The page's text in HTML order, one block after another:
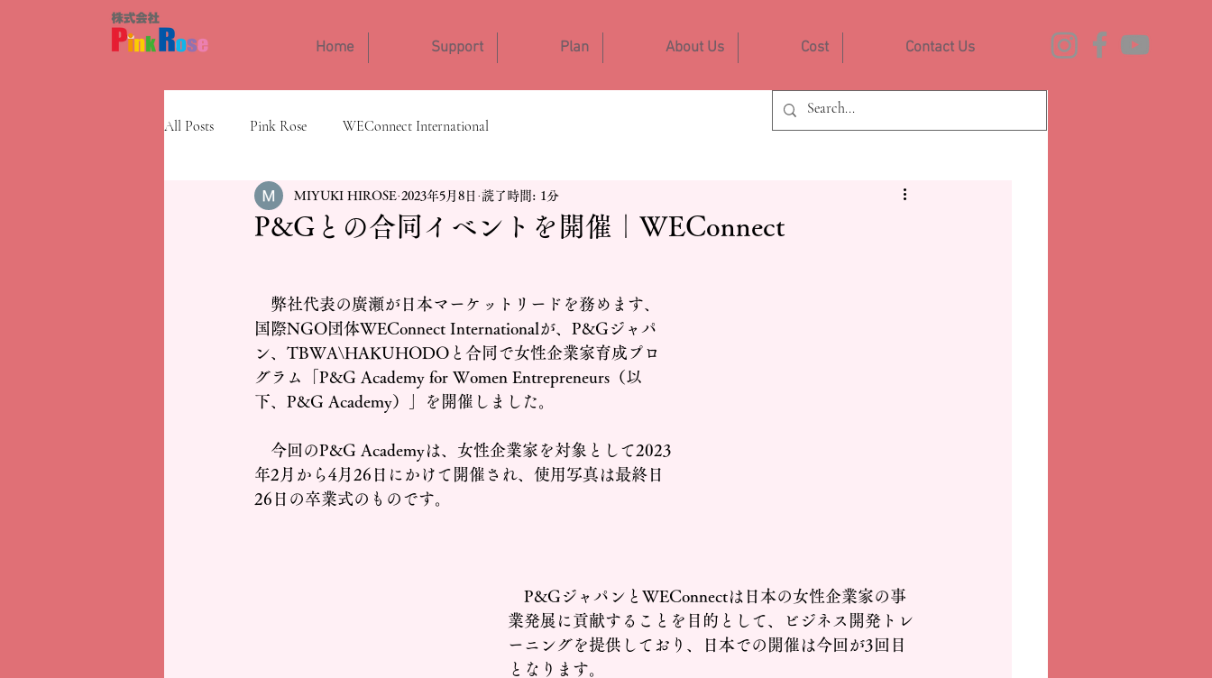
Home Support Plan About Us Cost Contact Us
All Posts Pink Rose WEConnect International
P&Gとの合同イベントを開催｜WEConnect
MIYUKI HIROSE 2023年5月8日 読了時間: 1分
弊社代表の廣瀬が日本マーケットリードを務めます、
国際NGO団体WEConnect Internationalが、P&Gジャパ
ン、TBWA\HAKUHODOと合同で女性企業家育成プロ
グラム「P&G Academy for Women Entrepreneurs（以
下、P&G Academy）」を開催しました。
今回のP&G Academyは、女性企業家を対象として2023
年2月から4月26日にかけて開催され、使用写真は最終日
26日の卒業式のものです。
P&GジャパンとWEConnectは日本の女性企業家の事
業発展に貢献することを目的として、ビジネス開発トレ
ーニングを提供しており、日本での開催は今回が3回目
となります。